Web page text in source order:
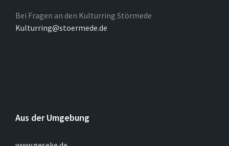
Bei Fragen an den Kulturring Störmede
Kulturring@stoermede.de
Aus der Umgebung